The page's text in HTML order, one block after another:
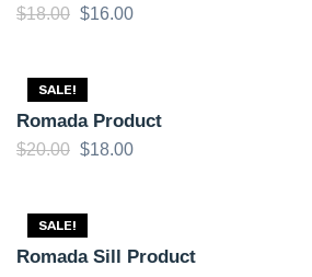
$18.00 $16.00
SALE!
Romada Product
$20.00 $18.00
SALE!
Romada Sill Product